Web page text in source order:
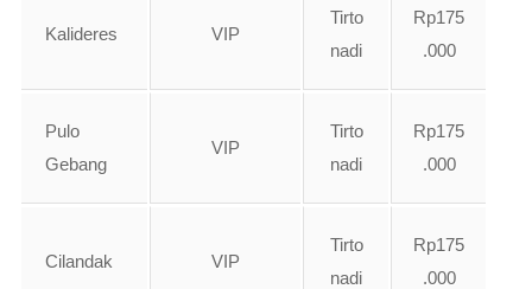
Kalideres VIP
Tirto
nadi
Rp175
.000
Pulo
Gebang
VIP
Tirto
nadi
Rp175
.000
Cilandak VIP
Tirto
nadi
Rp175
.000